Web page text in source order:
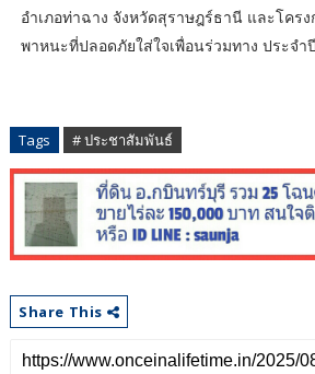
อำเภอท่าฉาง จังหวัดสุราษฎร์ธานี และโคร
พาหนะที่ปลอดภัยใส่ใจเพื่อนร่วมทาง ประจ
Tags # ประชาสัมพันธ์
Share This